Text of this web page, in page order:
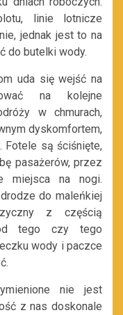
linie lotnicze
jednak jest to na
do butelki wody.
uda się wejść na
na kolejne
w chmurach,
dyskomfortem,
Fotele są ściśnięte,
pasażerów, przez
miejsca na nogi.
do maleńkiej
z częścią
od tego czy tego
wody i paczce
nie jest
z nas doskonale